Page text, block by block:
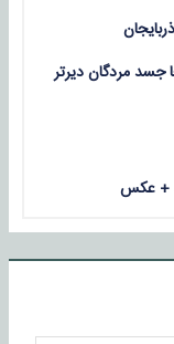
جسد مردگان دیرتر